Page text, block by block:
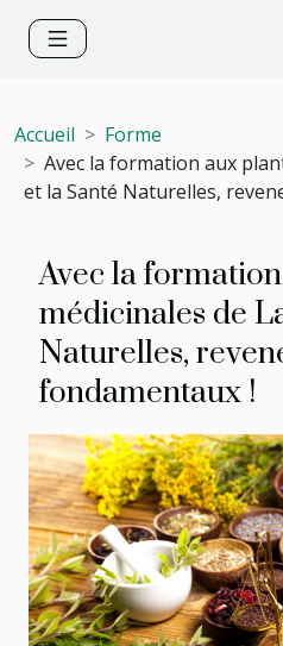
Accueil
Forme
Avec la formation aux
et la Santé Naturelles,
Avec la
médicinales de
Naturelles,
fondamentaux !